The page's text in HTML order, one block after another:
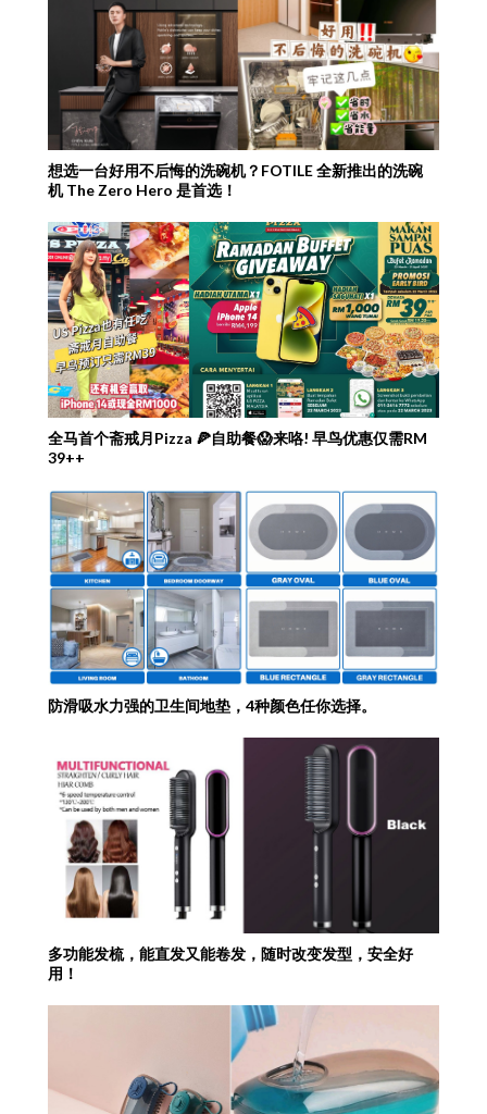
想选一台好用不后悔的洗碗机？FOTILE 全新推出的洗碗
机 The Zero Hero 是首选！
全马首个斋戒月Pizza 🍕自助餐😱来咯! 早鸟优惠仅需RM
39++
防滑吸水力强的卫生间地垫，4种颜色任你选择。
多功能发梳，能直发又能卷发，随时改变发型，安全好
用！